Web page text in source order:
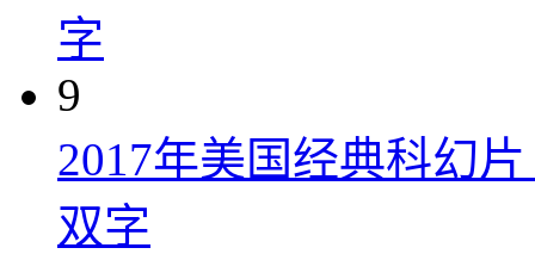
字
9
2017年美国经典科幻
双字